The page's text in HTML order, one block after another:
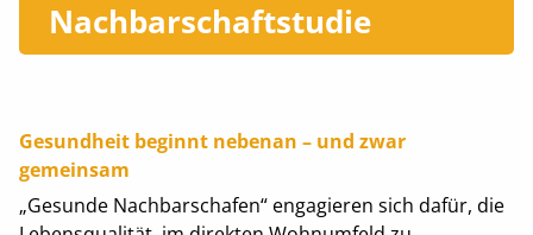
Nachbarschaftstudie
Gesundheit beginnt nebenan – und zwar
gemeinsam
„Gesunde Nachbarschafen“ engagieren sich dafür, die